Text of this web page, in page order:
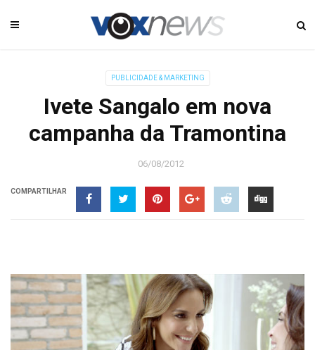
PUBLICIDADE & MARKETING
Ivete Sangalo em nova
campanha da Tramontina
06/08/2012
COMPARTILHAR